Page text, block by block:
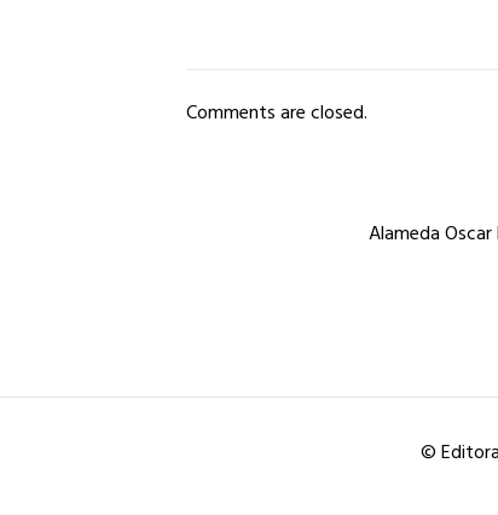
Comments are closed.
Alameda
©